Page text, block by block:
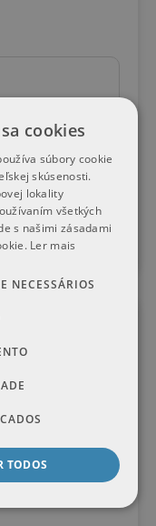
cookies
súbory cookie
skúsenosti.
lokality
všetkých
s našimi zásadami
Ler mais
NECESSÁRIOS
TODOS